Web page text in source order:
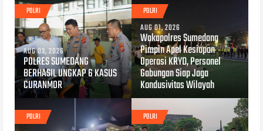
POLRI
AUG 03, 2026
POLRES SUMEDANG
BERHASIL UNGKAP 6 KASUS
CURANMOR
POLRI
AUG 01, 2026
Wakapolres Sumedang
Pimpin Apel Kesiapan
Operasi KRYD, Personel
Gabungan Siap Jaga
Kondusivitas Wilayah
POLRI POLRI